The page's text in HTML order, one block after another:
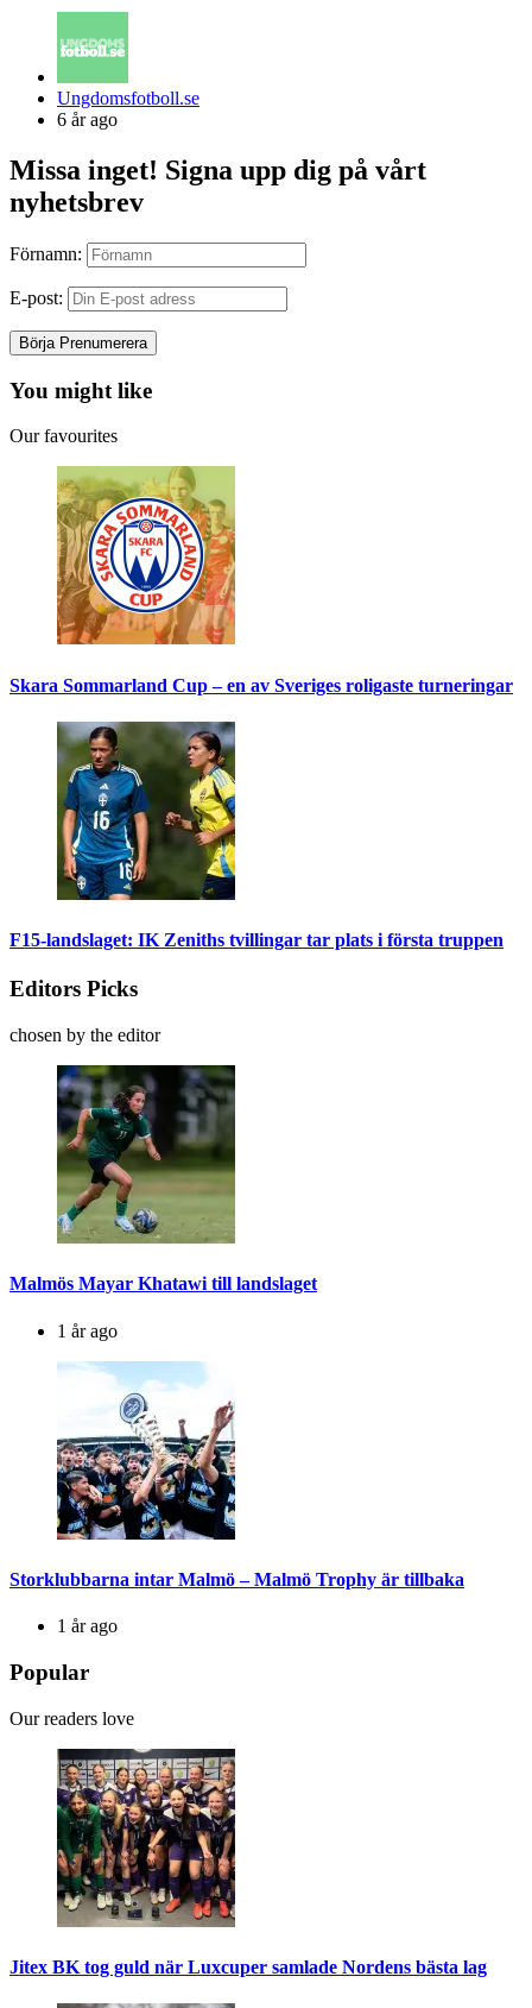
Posted
by
Ungdomsfotboll.se
6 år ago
Missa inget! Signa upp dig på vårt
nyhetsbrev
Förnamn:
E-post:
You might like
Our favourites
Skara Sommarland Cup – en av Sveriges roligaste turneringar
F15-landslaget: IK Zeniths tvillingar tar plats i första truppen
Editors Picks
chosen by the editor
Malmös Mayar Khatawi till landslaget
1 år ago
Storklubbarna intar Malmö – Malmö Trophy är tillbaka
1 år ago
Popular
Our readers love
Jitex BK tog guld när Luxcuper samlade Nordens bästa lag